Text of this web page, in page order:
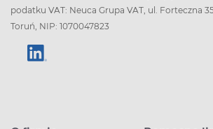
podatku VAT: Neuca Grupa VAT, ul. Forteczna
Toruń, NIP: 1070047823